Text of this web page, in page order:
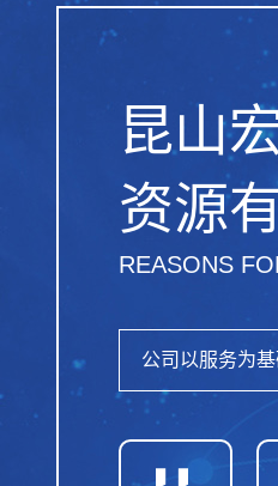
昆山
资源
REASONS
公司以服务为